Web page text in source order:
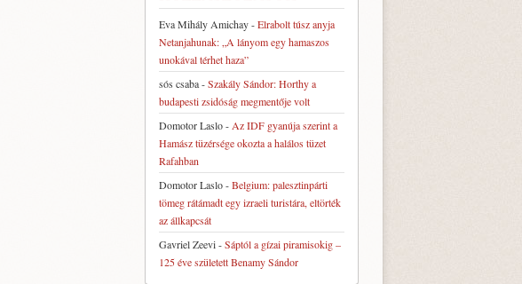
Eva Mihály Amichay-Elrabolt túsz anyja
Netanjahunak: „A lányom egy hamaszos
unokával térhet haza”
sós csaba-Szakály Sándor: Horthy a
budapesti zsidóság megmentője volt
Domotor Laslo- Az IDF gyanúja szerint a
Hamász tüzérsége okozta a halálos tüzet
Rafahban
Domotor Laslo-Belgium: palesztinpárti
tömeg rátámadt egy izraeli turistára, eltörték
az állkapcsát
Gavriel Zeevi-Sáptól a gízai piramisokig –
125 éve született Benamy Sándor